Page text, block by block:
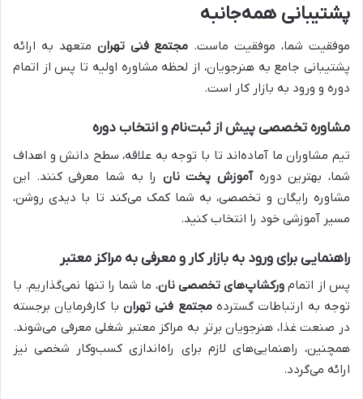
پشتیبانی همه‌جانبه
موفقیت شما، موفقیت ماست. مجتمع فنی تهران متعهد به ارائه
پشتیبانی جامع به هنرجویان، از لحظه مشاوره اولیه تا پس از اتمام
دوره و ورود به بازار کار است.
مشاوره تخصصی پیش از ثبت‌نام و انتخاب دوره
تیم مشاوران ما آماده‌اند تا با توجه به علاقه، سطح دانش و اهداف
شما، بهترین دورهآموزش پخت نان را به شما معرفی کنند. این
مشاوره رایگان و تخصصی، به شما کمک می‌کند تا با دیدی روشن،
مسیر آموزشی خود را انتخاب کنید.
راهنمایی برای ورود به بازار کار و معرفی به مراکز معتبر
پس از اتمام ورکشاپ‌های تخصصی نان، ما شما را تنها نمی‌گذاریم. با
توجه به ارتباطات گستردهمجتمع فنی تهران با کارفرمایان برجسته
در صنعت غذا، هنرجویان برتر به مراکز معتبر شغلی معرفی می‌شوند.
همچنین، راهنمایی‌های لازم برای راه‌اندازی کسب‌وکار شخصی نیز
ارائه می‌گردد.